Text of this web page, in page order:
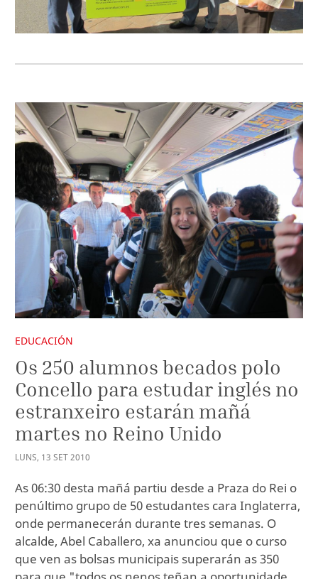
EDUCACIÓN
Os 250 alumnos becados polo
Concello para estudar inglés no
estranxeiro estarán mañá
martes no Reino Unido
LUNS, 13 SET2010
As 06:30 desta mañá partiu desde a Praza do Rei o
penúltimo grupo de 50 estudantes cara Inglaterra,
onde permanecerán durante tres semanas. O
alcalde, Abel Caballero, xa anunciou que o curso
que ven as bolsas municipais superarán as 350